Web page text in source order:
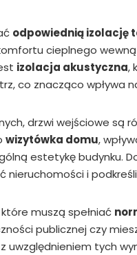
odpowiednią izolację
cieplnego
izolacja akustyczna,
co znacząco wpływa
drzwi wejściowe są
wizytówka domu,
estetykę budynku.
i
muszą spełniać
publicznej czy
uwzględnieniem tych